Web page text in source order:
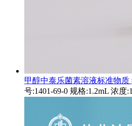
甲醇中泰乐菌素溶液标准物质
号:1401-69-0 规格:1.2mL 浓度